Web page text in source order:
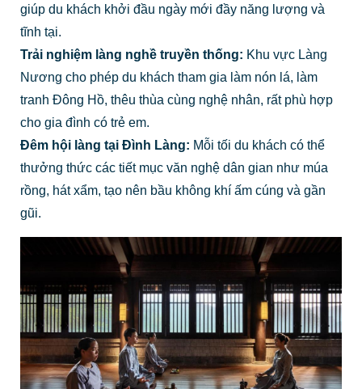
giúp du khách khởi đầu ngày mới đầy năng lượng và
tĩnh tại.
Trải nghiệm làng nghề truyền thống: Khu vực Làng
Nương cho phép du khách tham gia làm nón lá, làm
tranh Đông Hồ, thêu thùa cùng nghệ nhân, rất phù hợp
cho gia đình có trẻ em.
Đêm hội làng tại Đình Làng: Mỗi tối du khách có thể
thưởng thức các tiết mục văn nghệ dân gian như múa
rồng, hát xẩm, tạo nên bầu không khí ấm cúng và gần
gũi.